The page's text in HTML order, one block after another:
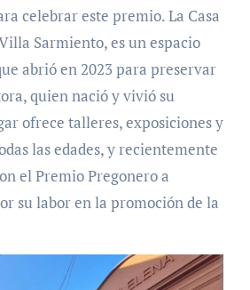
celebrar este premio. La Casa
Sarmiento, es un espacio
abrió en 2023 para preservar
quien nació y vivió su
ofrece talleres, exposiciones y
las edades, y recientemente
el Premio Pregonero a
su labor en la promoción de la